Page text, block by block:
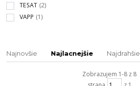
TESAT (2)
VAPP (1)
Najnovšie Najlacnejšie Najdrahšie
Zobrazujem 1-8 z 8